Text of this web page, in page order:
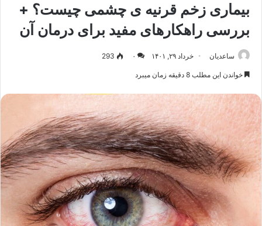
بیماری زخم قرنیه ی چشمی چیست؟ +
بررسی راهکارهای مفید برای درمان آن
ساعدیان خرداد ۲۹, ۱۴۰۱ ۰ 293
خواندن این مطلب 8 دقیقه زمان میبرد